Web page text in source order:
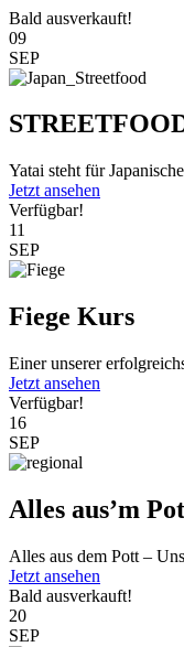
Bald ausverkauft!
09
SEP
Yatai steht für
Jetzt ansehen
Verfügbar!
11
SEP
Fiege Kurs
Einer unserer
Jetzt ansehen
Verfügbar!
16
SEP
Alles aus’m
Alles aus dem Pott –
Jetzt ansehen
Bald ausverkauft!
20
SEP